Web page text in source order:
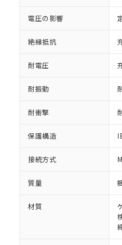
電圧の影響
絶縁抵抗
耐電圧
耐振動
耐衝撃
保護構造
接続方式
質量
材質